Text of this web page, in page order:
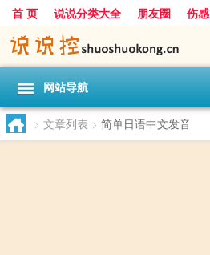
首 页 说说分类大全 朋友圈 伤感
励志
爱情 搞笑
网站导航
> 文章列表 > 简单日语中文发音